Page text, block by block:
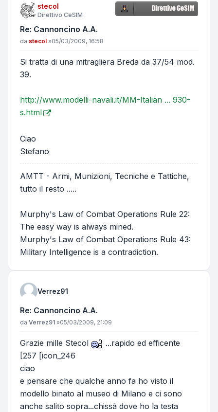
stecol
Direttivo CeSIM
Re: Cannoncino A.A.
Messaggio
da stecol »05/03/2009, 16:58
Si tratta di una mitragliera Breda da 37/54 mod.
39.
http://www.modelli-navali.it/MM-Italian ... 930-
s.html
Ciao
Stefano
AMTT - Armi, Munizioni, Tecniche e Tattiche,
tutto il resto .....
Murphy's Law of Combat Operations Rule 22:
The easy way is always mined.
Murphy's Law of Combat Operations Rule 43:
Military Intelligence is a contradiction.
Verrez91
Re: Cannoncino A.A.
Messaggio
da Verrez91 »05/03/2009, 21:09
Grazie mille Stecol
...rapido ed efficente
[257 [icon_246
ciao
e pensare che qualche anno fa ho visto il
modello binato al museo di Milano e ci sono
anche salito sopra...chissà dove ho la testa